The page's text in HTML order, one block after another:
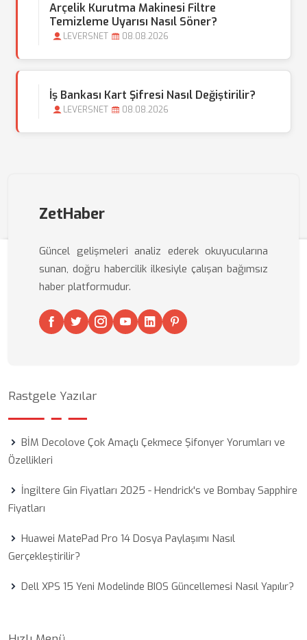
Arçelik Kurutma Makinesi Filtre
Temizleme Uyarısı Nasıl Söner?
LEVERSNET 08.08.2026
İş Bankası Kart Şifresi Nasıl Değiştirilir?
LEVERSNET 08.08.2026
ZetHaber
Güncel gelişmeleri analiz ederek okuyucularına
sunan, doğru habercilik ilkesiyle çalışan bağımsız
haber platformudur.
Rastgele Yazılar
BİM Decolove Çok Amaçlı Çekmece Şifonyer Yorumları ve
Özellikleri
İngiltere Gin Fiyatları 2025 - Hendrick's ve Bombay Sapphire
Fiyatları
Huawei MatePad Pro 14 Dosya Paylaşımı Nasıl
Gerçekleştirilir?
Dell XPS 15 Yeni Modelinde BIOS Güncellemesi Nasıl Yapılır?